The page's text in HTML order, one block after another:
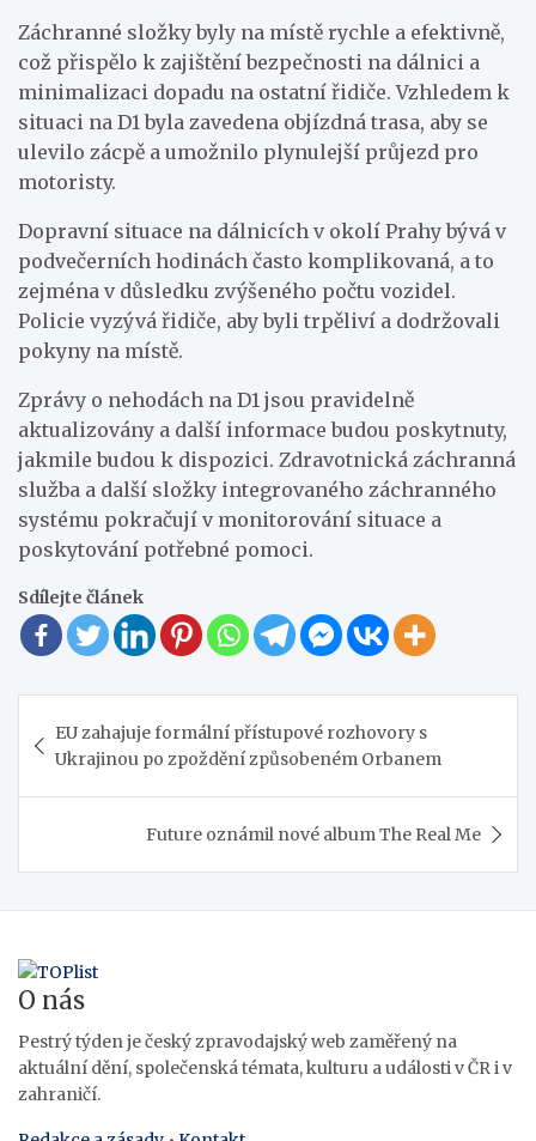
Záchranné složky byly na místě rychle a efektivně,
což přispělo k zajištění bezpečnosti na dálnici a
minimalizaci dopadu na ostatní řidiče. Vzhledem k
situaci na D1 byla zavedena objízdná trasa, aby se
ulevilo zácpě a umožnilo plynulejší průjezd pro
motoristy.
Dopravní situace na dálnicích v okolí Prahy bývá v
podvečerních hodinách často komplikovaná, a to
zejména v důsledku zvýšeného počtu vozidel.
Policie vyzývá řidiče, aby byli trpěliví a dodržovali
pokyny na místě.
Zprávy o nehodách na D1 jsou pravidelně
aktualizovány a další informace budou poskytnuty,
jakmile budou k dispozici. Zdravotnická záchranná
služba a další složky integrovaného záchranného
systému pokračují v monitorování situace a
poskytování potřebné pomoci.
Sdílejte článek
pro
příspěvek
EU zahajuje formální přístupové rozhovory s
Ukrajinou po zpoždění způsobeném Orbanem
Future oznámil nové album The Real Me
O nás
Pestrý týden je český zpravodajský web zaměřený na
aktuální dění, společenská témata, kulturu a události v ČR i v
zahraničí.